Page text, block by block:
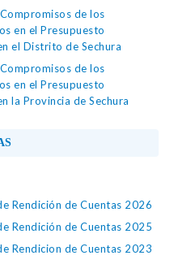
de los
en el Presupuesto
el Distrito de Sechura
de los
en el Presupuesto
la Provincia de Sechura
Rendición de Cuentas 2026
Rendición de Cuentas 2025
Rendicion de Cuentas 2023